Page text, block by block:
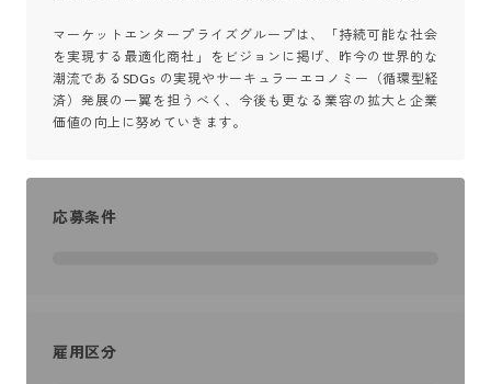
マーケットエンタープライズグループは、「持続可能な社会
を実現する最適化商社」をビジョンに掲げ、昨今の世界的な
潮流であるSDGs の実現やサーキュラーエコノミー（循環型経
済）発展の一翼を担うべく、今後も更なる業容の拡大と企業
価値の向上に努めていきます。
応募条件
雇用区分